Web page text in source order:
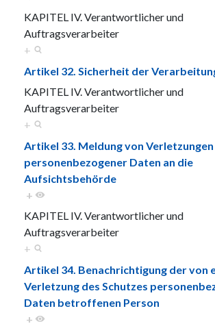
KAPITEL IV. Verantwortlicher und
Auftragsverarbeiter
+
Artikel 32. Sicherheit der
KAPITEL IV. Verantwortlicher und
Auftragsverarbeiter
+
Artikel 33. Meldung von Verletzungen
personenbezogener Daten an die
Aufsichtsbehörde
+
KAPITEL IV. Verantwortlicher und
Auftragsverarbeiter
+
Artikel 34. Benachrichtigung der von
Verletzung des Schutzes
Daten betroffenen Person
+